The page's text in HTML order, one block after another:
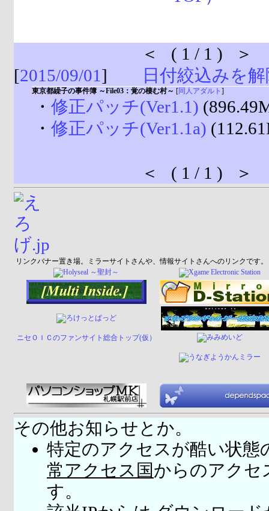
＜ ( 1 / 1 ) ＞
[2015/09/01 ] 日付絞込みを
東京都繰子の事件簿 ～File03：覚の棲む村～ [同人アダルト ]
・ 修正パッチ(Ver1.1)
・ 修正パッチ(Ver1.1a)
＜ ( 1 / 1 ) ＞
リンクバナー置き場。ミラーサイトさんや、情報サイトさんへのリンクです。
ニセＯＩＣのファンサイト総合トップ(仮）
その他お知らせとか。
特定のアクセスが酷い状態
常アクセス国からのアクセ
す。